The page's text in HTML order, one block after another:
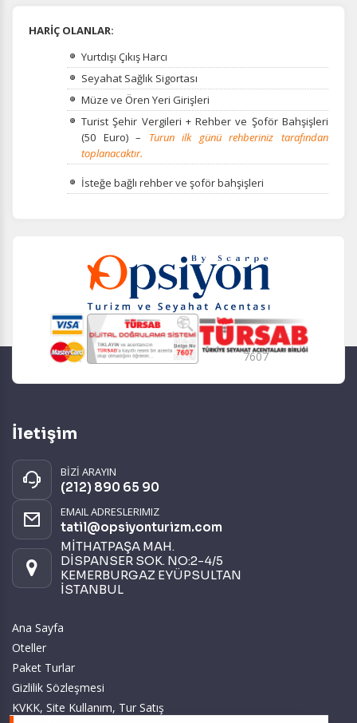
HARİÇ OLANLAR:
Yurtdışı Çıkış Harcı
Seyahat Sağlık Sigortası
Müze ve Ören Yeri Girişleri
Turist Şehir Vergileri + Rehber ve Şoför Bahşişleri
(50 Euro) – Turun ilk günü rehberiniz tarafından
toplanacaktır.
İsteğe bağlı rehber ve şoför bahşişleri
7607
İletişim
BİZİ ARAYIN
(212) 890 65 90
EMAIL ADRESLERIMIZ
tatil@opsiyonturizm.com
MİTHATPAŞA MAH.
DİSPANSER SOK. NO:2-4/5
KEMERBURGAZ EYÜPSULTAN
İSTANBUL
Ana Sayfa
Oteller
Paket Turlar
Gizlilik Sözleşmesi
KVKK, Site Kullanım, Tur Satış